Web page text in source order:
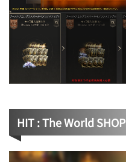
HIT : The World SHOP